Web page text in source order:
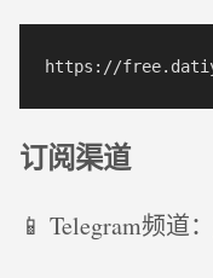
订阅渠道
📱 Telegram频道：